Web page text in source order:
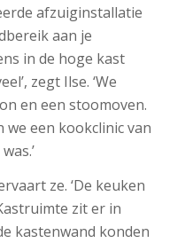
afzuiginstallatie
aan je
in de hoge kast
zegt Ilse. ‘We
en een stoomoven.
een kookclinic van
ze. ‘De keuken
zit er in
kastenwand konden